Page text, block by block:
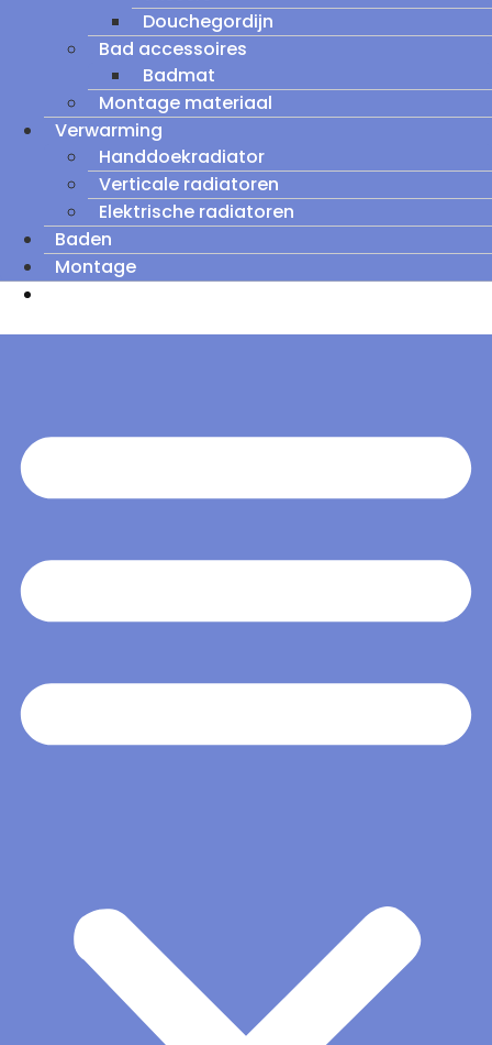
Douchegordijn
Bad accessoires
Badmat
Montage materiaal
Verwarming
Handdoekradiator
Verticale radiatoren
Elektrische radiatoren
Baden
Montage